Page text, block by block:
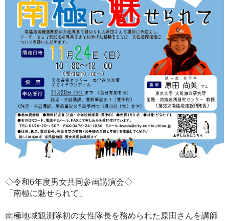
◇令和6年度男女共同参画講演会◇
「南極に魅せられて」
南極地域観測隊初の女性隊長を務められた原田さんを講師